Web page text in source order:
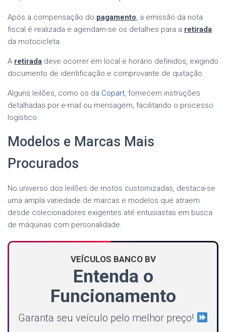
Após a compensação do pagamento, a emissão da nota
fiscal é realizada e agendam-se os detalhes para a retirada
da motocicleta.
A retirada deve ocorrer em local e horário definidos, exigindo
documento de identificação e comprovante de quitação.
Alguns leilões, como os da Copart, fornecem instruções
detalhadas por e-mail ou mensagem, facilitando o processo
logístico.
Modelos e Marcas Mais
Procurados
No universo dos leilões de motos customizadas, destaca-se
uma ampla variedade de marcas e modelos que atraem
desde colecionadores exigentes até entusiastas em busca
de máquinas com personalidade.
VEÍCULOS BANCO BV
Entenda o
Funcionamento
Garanta seu veículo pelo melhor preço!